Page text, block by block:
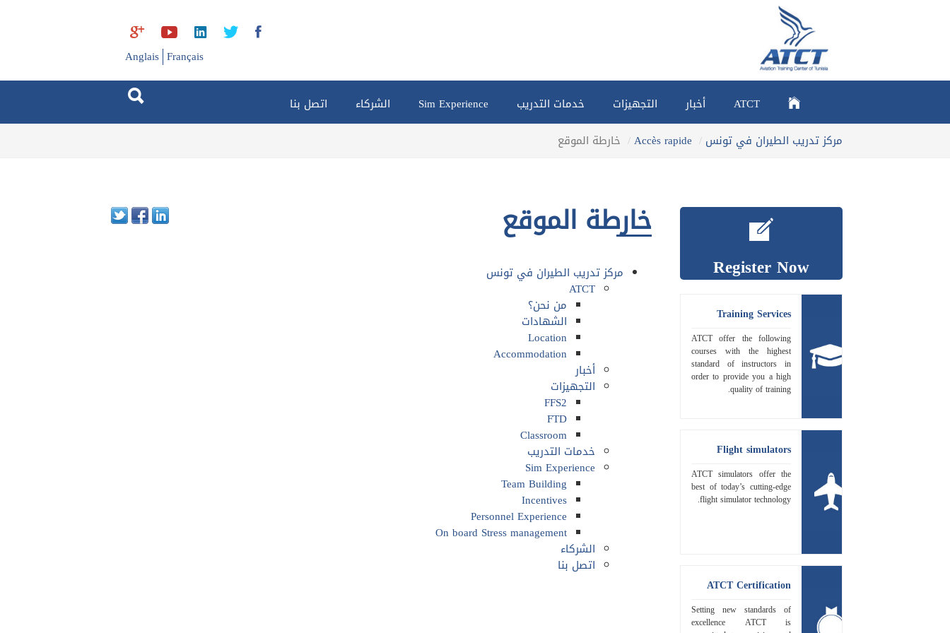
Français
Anglais
ATCT أخبار التجهيزات خدمات التدريب Sim Experience الشركاء اتصل بنا
are
مركز تدريب الطيران في تونس Accès rapide خارطة الموقع
Register Now
Training Services
ATCT offer the following
courses with the highest
standard of instructors in
order to provide you a high
quality of training.
Flight simulators
ATCT simulators offer the
best of today’s cutting-edge
flight simulator technology.
ATCT Certification
Setting new standards of
excellence ATCT is
خارطة الموقع
مركز تدريب الطيران في تونس
ATCT
من نحن؟
الشهادات
Location
Accommodation
أخبار
التجهيزات
FFS2
FTD
Classroom
خدمات التدريب
Sim Experience
Team Building
Incentives
Personnel Experience
On board Stress management
الشركاء
اتصل بنا